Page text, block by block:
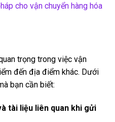
cho vận chuyển hàng hóa
trọng trong việc vận
đến địa điểm khác. Dưới
bạn cần biết:
tài liệu liên quan khi gửi